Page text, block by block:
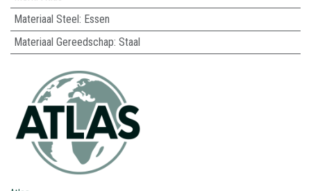
Materiaal Steel: Essen
Materiaal Gereedschap: Staal